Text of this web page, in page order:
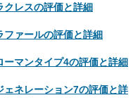
クレスの評価と詳細
ファールの評価と詳細
マンタイプ4の評価と詳細
ネレーション7の評価と詳